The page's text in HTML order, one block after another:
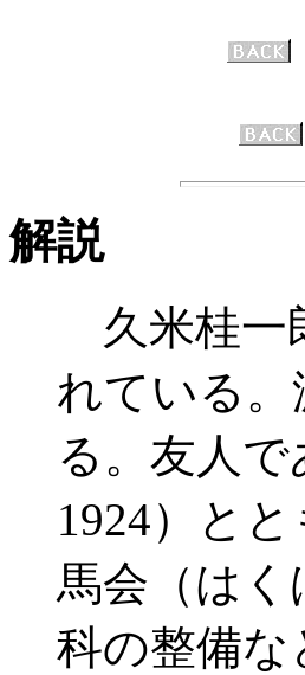
解説
久米桂一
れている
る。友人
1924）と
馬会（はく
科の整備